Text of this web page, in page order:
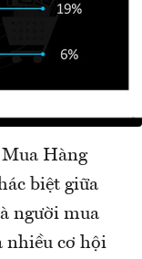
Hàng
biệt giữa
người mua
nhiều cơ hội